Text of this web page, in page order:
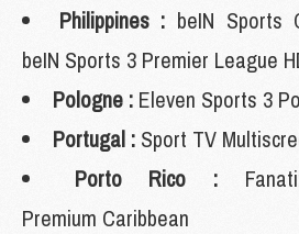
Philippines : beIN Sports
beIN Sports 3 Premier League
Pologne : Eleven Sports 3
Portugal : Sport TV
Porto Rico :
Premium Caribbean